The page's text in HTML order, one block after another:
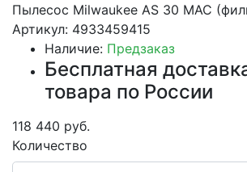
Пылесос Milwaukee AS 30 MAC
Артикул: 4933459415
Наличие: Предзаказ
Бесплатная
товара по России
118 440 руб.
Количество